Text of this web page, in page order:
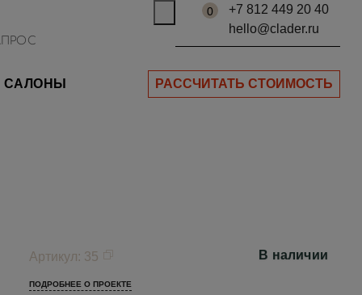
0
+7 812 449 20 40
hello@clader.ru
САЛОНЫ РАССЧИТАТЬ СТОИМОСТЬ
Артикул: 35 В наличии
ПОДРОБНЕЕ О ПРОЕКТЕ